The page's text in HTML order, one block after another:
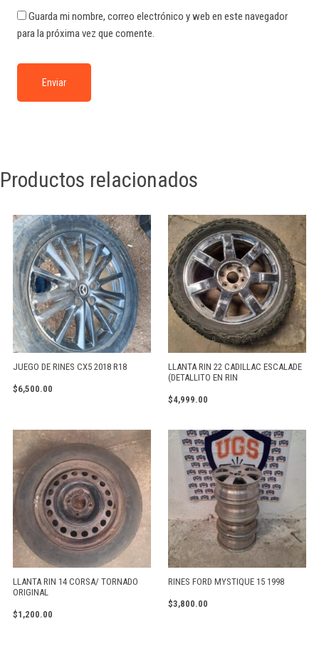
Guarda mi nombre, correo electrónico y web en este navegador
para la próxima vez que comente.
Productos relacionados
JUEGO DE RINES CX5 2018 R18
$6,500.00
LLANTA RIN 22 CADILLAC ESCALADE
(DETALLITO EN RIN
$4,999.00
LLANTA RIN 14 CORSA/ TORNADO
ORIGINAL
$1,200.00
RINES FORD MYSTIQUE 15 1998
$3,800.00